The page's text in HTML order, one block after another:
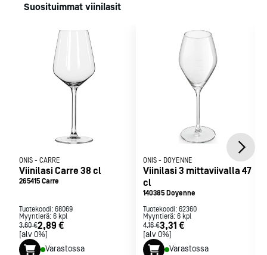
Suosituimmat viinilasit
ONIS - CARRE
Viinilasi Carre 38 cl
265415 Carre
Tuotekoodi: 68069
Myyntierä: 6 kpl
3,60 €2,89 €
[alv 0%]
Varastossa
ONIS - DOYENNE
Viinilasi 3 mittaviivalla 47
cl
140385 Doyenne
Tuotekoodi: 62360
Myyntierä: 6 kpl
4,16 €3,31 €
[alv 0%]
Varastossa